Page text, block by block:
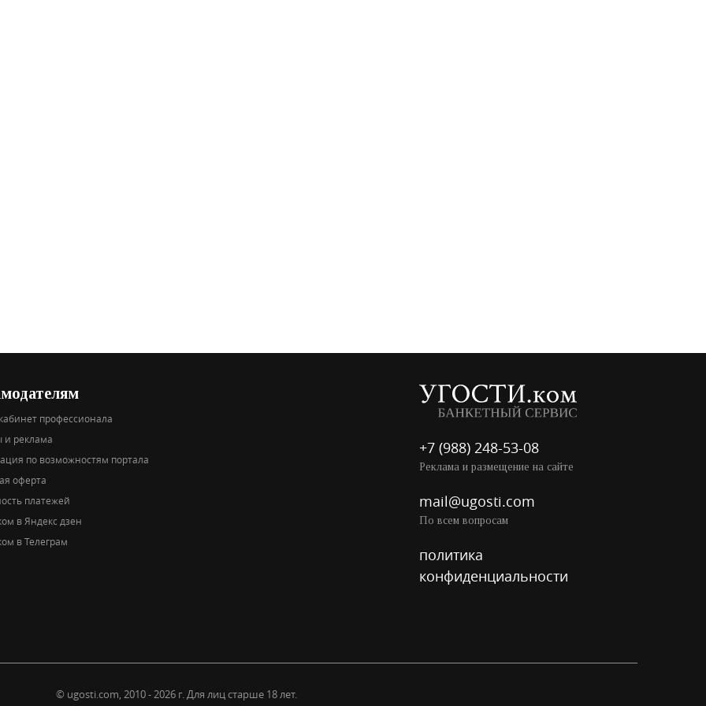
профессионала
и реклама
по возможностям портала
оферта
платежей
в Яндекс дзен
в Телеграм
+7 (988) 248-53-08
Реклама и размещение на сайте
mail@ugosti.com
По всем вопросам
политика
конфиденциальности
© ugosti.com, 2010 - 2026 г.Для лиц старше 18 лет.